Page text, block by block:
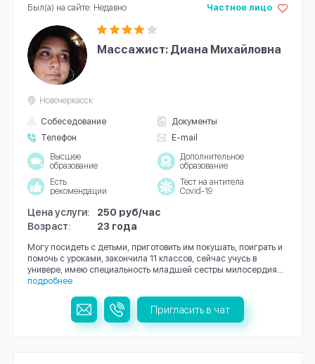
Массажист: Диана Михайловна
Собеседование
Документы
Телефон
E-mail
Частное лицо
Новочеркасск
Высшее
образование
Дополнительное
образование
Есть
рекомендации
Тест на антитела
Covid-19
Цена услуги:
250 руб/час
Возраст:
23 года
Могу посидеть с детьми, приготовить им покушать, поиграть и
помочь с уроками, закончила 11 классов, сейчас учусь в
универе, имею специальность младшей сестры милосердия...
подробнее
Был(а) на сайте: Недавно
Пригласить в чат